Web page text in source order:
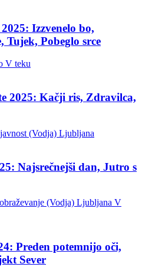
Izzvenelo bo,
Tujek, Pobeglo srce
V teku
2025: Kačji ris, Zdravilca,
(Vodja) Ljubljana
Najsrečnejši dan, Jutro s
(Vodja) Ljubljana V
Preden potemnijo oči,
Sever